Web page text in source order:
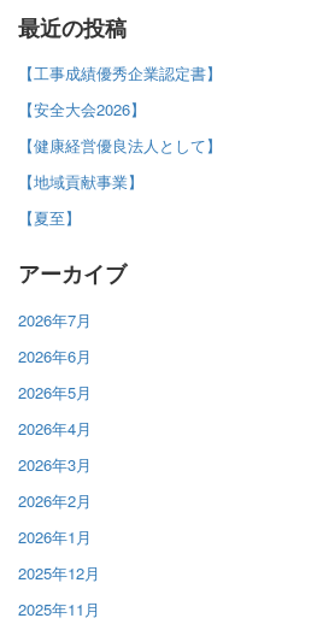
最近の投稿
【工事成績優秀企業認定書】
【安全大会2026】
【健康経営優良法人として】
【地域貢献事業】
【夏至】
アーカイブ
2026年7月
2026年6月
2026年5月
2026年4月
2026年3月
2026年2月
2026年1月
2025年12月
2025年11月